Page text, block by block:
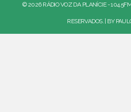
© 2026 RÁDIO VOZ DA PLANÍCIE -
RESERVADOS. | BY